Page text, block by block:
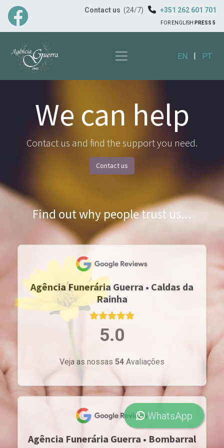
Contact us (24/7) +351 262 601 701
FOR ENGLISH PRESS 5
EN | PT
We can help
Contact us and find the support you need.
Contact us
Find out why people trust us...
Agência Funerária Guerra • Caldas da
Rainha
5.0
Veja as nossas 54 Avaliações
Agência Funerária Guerra • Bombarral
WhatsApp